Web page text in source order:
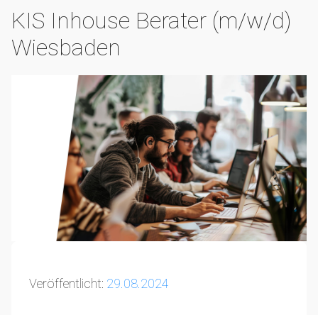
KIS Inhouse Berater (m/w/d)
Wiesbaden
Veröffentlicht: 29.08.2024